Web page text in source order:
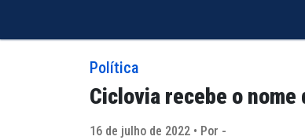
Política
Ciclovia recebe o
16 de julho de 2022 • Por -